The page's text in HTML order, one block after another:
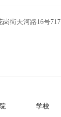
街天河路16号717